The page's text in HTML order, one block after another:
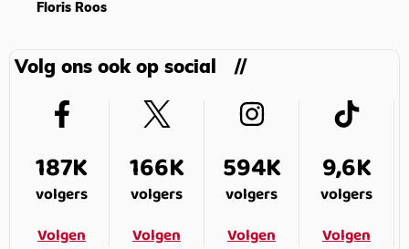
Floris Roos
Volg ons ook op social
187K
volgers
Volgen
166K
volgers
Volgen
594K
volgers
Volgen
9,6K
volgers
Volgen